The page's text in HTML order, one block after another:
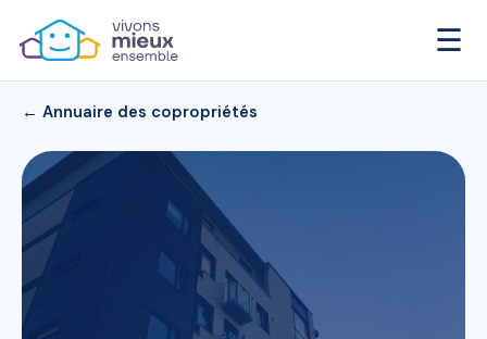
☰
← Annuaire des copropriétés